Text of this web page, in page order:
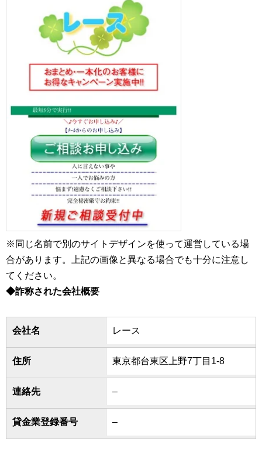
※同じ名前で別のサイトデザインを使って運営している場
合があります。上記の画像と異なる場合でも十分に注意し
てください。
◆詐称された会社概要
会社名 レース
住所 東京都台東区上野7丁目1-8
連絡先 –
貸金業登録番号 –